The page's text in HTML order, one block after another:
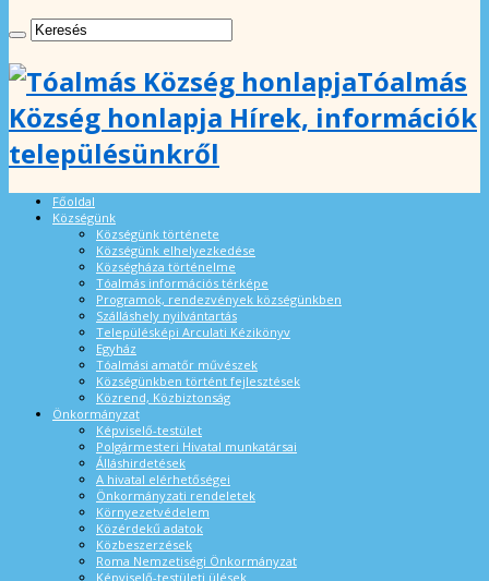
Tóalmás
Község honlapja Hírek, információk
településünkről
Főoldal
Községünk
Községünk története
Községünk elhelyezkedése
Községháza történelme
Tóalmás információs térképe
Programok, rendezvények községünkben
Szálláshely nyilvántartás
Településképi Arculati Kézikönyv
Egyház
Tóalmási amatőr művészek
Községünkben történt fejlesztések
Közrend, Közbiztonság
Önkormányzat
Képviselő-testület
Polgármesteri Hivatal munkatársai
Álláshirdetések
A hivatal elérhetőségei
Önkormányzati rendeletek
Környezetvédelem
Közérdekű adatok
Közbeszerzések
Roma Nemzetiségi Önkormányzat
Képviselő-testületi ülések